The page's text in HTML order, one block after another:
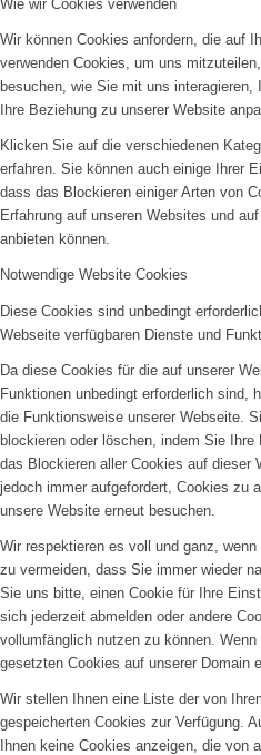
Wie wir Cookies verwenden
Wir können Cookies anfordern, die auf
verwenden Cookies, um uns
besuchen, wie Sie mit uns interagieren,
Ihre Beziehung zu unserer Website
Klicken Sie auf die verschiedenen
erfahren. Sie können auch einige Ihrer
dass das Blockieren einiger Arten von
Erfahrung auf unseren Websites und
anbieten können.
Notwendige Website Cookies
Diese Cookies sind unbedingt
Webseite verfügbaren Dienste und
Da diese Cookies für die auf unserer
Funktionen unbedingt erforderlich sind,
die Funktionsweise unserer Webseite.
blockieren oder löschen, indem Sie Ihre
das Blockieren aller Cookies auf dieser
jedoch immer aufgefordert, Cookies zu
unsere Website erneut besuchen.
Wir respektieren es voll und ganz,
zu vermeiden, dass Sie immer wieder
Sie uns bitte, einen Cookie für Ihre
sich jederzeit abmelden oder andere
vollumfänglich nutzen zu können.
gesetzten Cookies auf unserer Domain
Wir stellen Ihnen eine Liste der von
gespeicherten Cookies zur Verfügung.
Ihnen keine Cookies anzeigen, die von